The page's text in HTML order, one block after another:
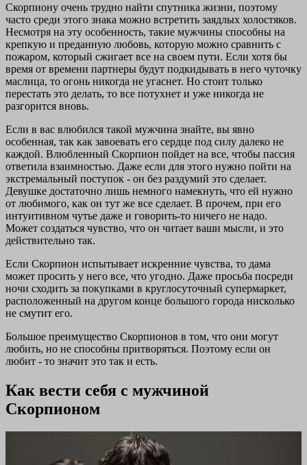
Скорпиону очень трудно найти спутника жизни, поэтому
часто среди этого знака можно встретить заядлых холостяков.
Несмотря на эту особенность, такие мужчины способны на
крепкую и преданную любовь, которую можно сравнить с
пожаром, который сжигает все на своем пути. Если хотя бы
время от времени партнеры будут подкидывать в него чуточку
маслица, то огонь никогда не угаснет. Но стоит только
перестать это делать, то все потухнет и уже никогда не
разгорится вновь.
Если в вас влюбился такой мужчина знайте, вы явно
особенная, так как завоевать его сердце под силу далеко не
каждой. Влюбленный Скорпион пойдет на все, чтобы пассия
ответила взаимностью. Даже если для этого нужно пойти на
экстремальный поступок - он без раздумий это сделает.
Девушке достаточно лишь немного намекнуть, что ей нужно
от любимого, как он тут же все сделает. В прочем, при его
интуитивном чутье даже и говорить-то ничего не надо.
Может создаться чувство, что он читает ваши мысли, и это
действительно так.
Если Скорпион испытывает искренние чувства, то дама
может просить у него все, что угодно. Даже просьба посреди
ночи сходить за покупками в круглосуточный супермаркет,
расположенный на другом конце большого города нисколько
не смутит его.
Большое преимущество Скорпионов в том, что они могут
любить, но не способны притворяться. Поэтому если он
любит - то значит это так и есть.
Как вести себя с мужчиной
Скорпионом